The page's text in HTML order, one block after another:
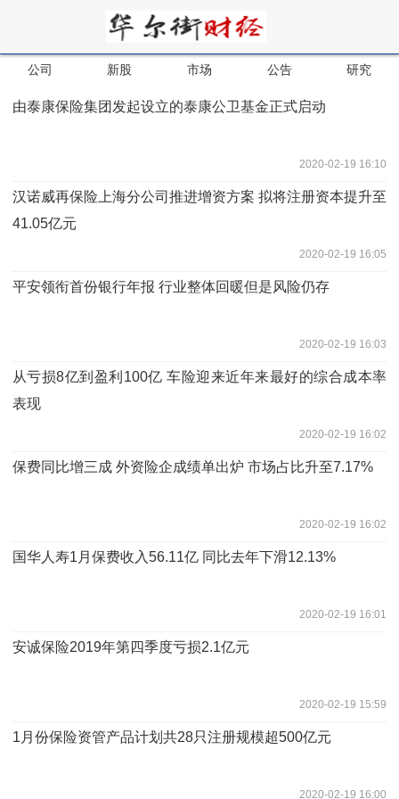
公司 新股 市场 公告 研究
由泰康保险集团发起设立的泰康公卫基金正式启动
2020-02-19 16:10
汉诺威再保险上海分公司推进增资方案 拟将注册资本提升至
41.05亿元
2020-02-19 16:05
平安领衔首份银行年报 行业整体回暖但是风险仍存
2020-02-19 16:03
从亏损8亿到盈利100亿 车险迎来近年来最好的综合成本率
表现
2020-02-19 16:02
保费同比增三成 外资险企成绩单出炉 市场占比升至7.17%
2020-02-19 16:02
国华人寿1月保费收入56.11亿 同比去年下滑12.13%
2020-02-19 16:01
安诚保险2019年第四季度亏损2.1亿元
2020-02-19 15:59
1月份保险资管产品计划共28只注册规模超500亿元
2020-02-19 16:00